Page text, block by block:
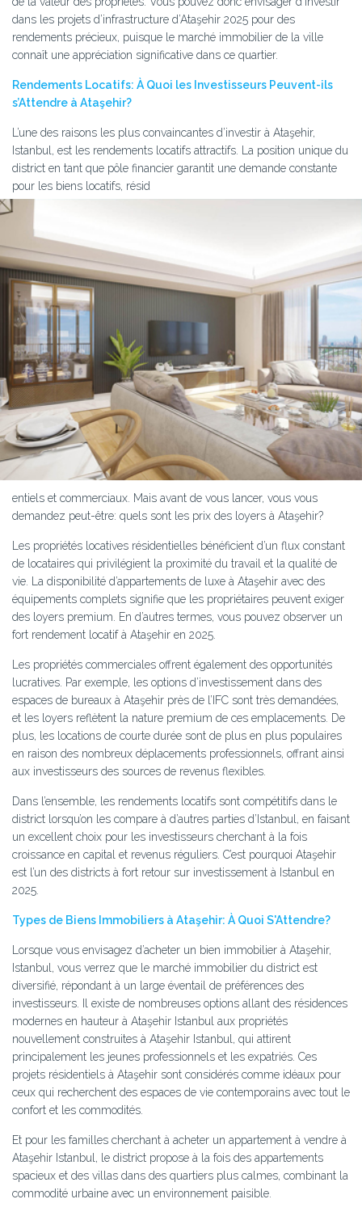
dans les projets d’infrastructure d’Ataşehir 2025 pour des
rendements précieux, puisque le marché immobilier de la ville
connaît une appréciation significative dans ce quartier.
Rendements Locatifs: À Quoi les Investisseurs Peuvent-ils
s’Attendre à Ataşehir?
L’une des raisons les plus convaincantes d’investir à Ataşehir,
Istanbul, est les rendements locatifs attractifs. La position unique du
district en tant que pôle financier garantit une demande constante
pour les biens locatifs, résid
entiels et commerciaux. Mais avant de vous lancer, vous vous
demandez peut-être: quels sont les prix des loyers à Ataşehir?
Les propriétés locatives résidentielles bénéficient d’un flux constant
de locataires qui privilégient la proximité du travail et la qualité de
vie. La disponibilité d’appartements de luxe à Ataşehir avec des
équipements complets signifie que les propriétaires peuvent exiger
des loyers premium. En d’autres termes, vous pouvez observer un
fort rendement locatif à Ataşehir en 2025.
Les propriétés commerciales offrent également des opportunités
lucratives. Par exemple, les options d’investissement dans des
espaces de bureaux à Ataşehir près de l’IFC sont très demandées,
et les loyers reflètent la nature premium de ces emplacements. De
plus, les locations de courte durée sont de plus en plus populaires
en raison des nombreux déplacements professionnels, offrant ainsi
aux investisseurs des sources de revenus flexibles.
Dans l’ensemble, les rendements locatifs sont compétitifs dans le
district lorsqu’on les compare à d’autres parties d’Istanbul, en faisant
un excellent choix pour les investisseurs cherchant à la fois
croissance en capital et revenus réguliers. C’est pourquoi Ataşehir
est l’un des districts à fort retour sur investissement à Istanbul en
2025.
Types de Biens Immobiliers à Ataşehir: À Quoi S'Attendre?
Lorsque vous envisagez d’acheter un bien immobilier à Ataşehir,
Istanbul, vous verrez que le marché immobilier du district est
diversifié, répondant à un large éventail de préférences des
investisseurs. Il existe de nombreuses options allant des résidences
modernes en hauteur à Ataşehir Istanbul aux propriétés
nouvellement construites à Ataşehir Istanbul, qui attirent
principalement les jeunes professionnels et les expatriés. Ces
projets résidentiels à Ataşehir sont considérés comme idéaux pour
ceux qui recherchent des espaces de vie contemporains avec tout le
confort et les commodités.
Et pour les familles cherchant à acheter un appartement à vendre à
Ataşehir Istanbul, le district propose à la fois des appartements
spacieux et des villas dans des quartiers plus calmes, combinant la
commodité urbaine avec un environnement paisible.